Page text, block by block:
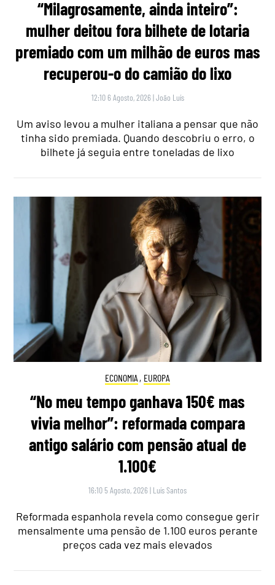
“Milagrosamente, ainda inteiro”:
mulher deitou fora bilhete de lotaria
premiado com um milhão de euros mas
recuperou-o do camião do lixo
12:10 6 Agosto, 2026 |João Luís
Um aviso levou a mulher italiana a pensar que não
tinha sido premiada. Quando descobriu o erro, o
bilhete já seguia entre toneladas de lixo
ECONOMIA , EUROPA
“No meu tempo ganhava 150€ mas
vivia melhor”: reformada compara
antigo salário com pensão atual de
1.100€
16:10 5 Agosto, 2026 | Luís Santos
Reformada espanhola revela como consegue gerir
mensalmente uma pensão de 1.100 euros perante
preços cada vez mais elevados